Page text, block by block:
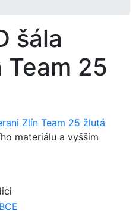
šála
Team 25
materiálu a vyšším